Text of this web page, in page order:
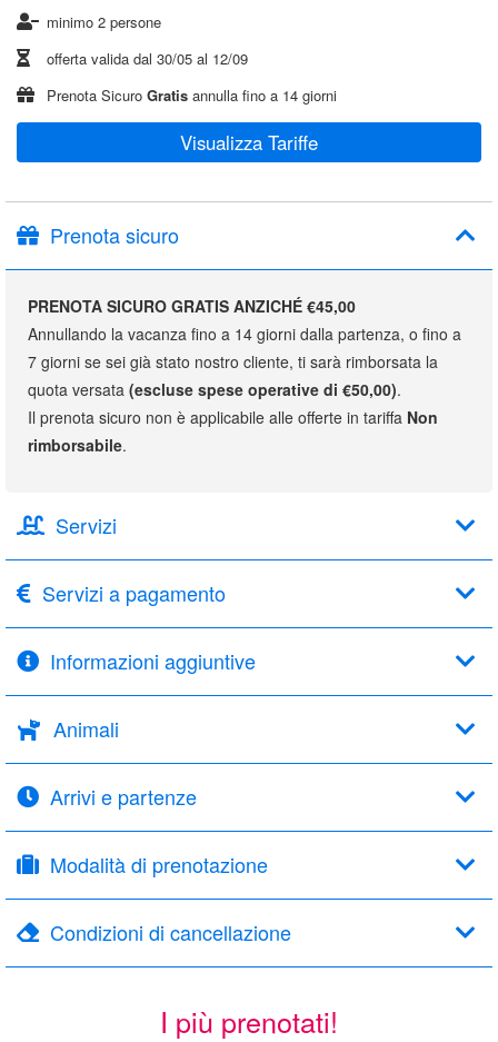
minimo 2 persone
offerta valida dal 30/05 al 12/09
Prenota Sicuro Gratis annulla fino a 14 giorni
Visualizza Tariffe
Prenota sicuro
PRENOTA SICURO GRATIS ANZICHÉ €45,00
Annullando la vacanza fino a 14 giorni dalla partenza, o fino a
7 giorni se sei già stato nostro cliente, ti sarà rimborsata la
quota versata (escluse spese operative di €50,00).
Il prenota sicuro non è applicabile alle offerte in tariffa Non
rimborsabile.
Servizi
Servizi a pagamento
Informazioni aggiuntive
Animali
Arrivi e partenze
Modalità di prenotazione
Condizioni di cancellazione
I più prenotati!